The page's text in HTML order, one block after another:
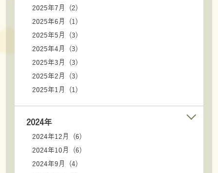
2025年7月 (2)
2025年6月 (1)
2025年5月 (3)
2025年4月 (3)
2025年3月 (3)
2025年2月 (3)
2025年1月 (1)
2024年
2024年12月 (6)
2024年10月 (6)
2024年9月 (4)